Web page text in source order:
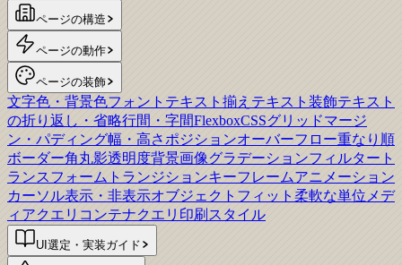
ページの構造
ページの動作
ページの装飾
文字色・背景色フォント テキスト揃え テキスト装飾テキスト
の折り返し・省略行間・字間FlexboxCSSグリッドマージ
ン・パディング幅・高さ ポジションオーバーフロー重なり順
ボーダー角丸影透明度背景画像グラデーションフィルター ト
ランスフォーム トランジションキーフレームアニメーション
カーソル表示・非表示オブジェクトフィット 柔軟な単位 メデ
ィアクエリ コンテナクエリ 印刷スタイル
UI選定・実装ガイド